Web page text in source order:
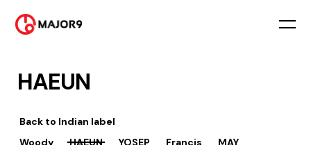
HAEUN
Back to Indian label
Woody
HAEUN YOSEP Francis MAY